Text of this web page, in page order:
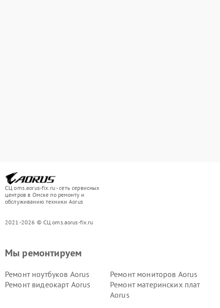
СЦ oms.aorus-fix.ru - сеть сервисных
центров в Омске по ремонту и
обслуживанию техники Aorus
2021-2026 © СЦ oms.aorus-fix.ru
Мы ремонтируем
Ремонт ноутбуков Aorus
Ремонт мониторов Aorus
Ремонт видеокарт Aorus
Ремонт материнских плат
Aorus